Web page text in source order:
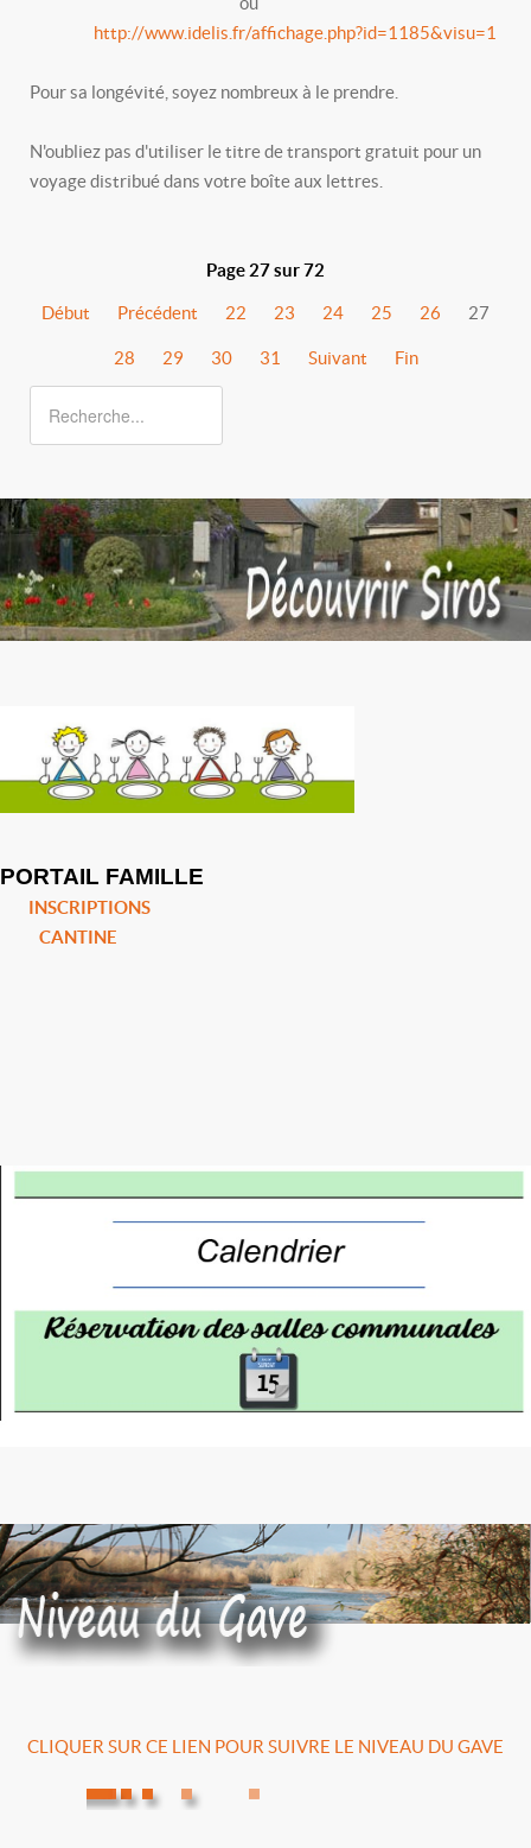
http://www.idelis.fr/affichage.php?id=1185&visu=1
Pour sa longévité, soyez nombreux à le prendre.
N'oubliez pas d'utiliser le titre de transport gratuit pour un
voyage distribué dans votre boîte aux lettres.
Page 27 sur 72
Début Précédent 22 23 24 25 26 27
28 29 30 31 Suivant Fin
PORTAIL FAMILLE
INSCRIPTIONS
CANTINE
CLIQUER SUR CE LIEN POUR SUIVRE LE NIVEAU DU GAVE